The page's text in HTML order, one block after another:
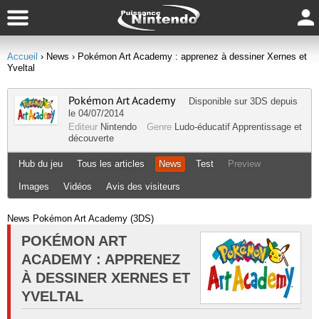
Accueil › News › Pokémon Art Academy : apprenez à dessiner Xernes et
Yveltal
Pokémon Art Academy Disponible sur 3DS depuis
le 04/07/2014
Editeur Nintendo Genre Ludo-éducatif Apprentissage et
découverte
Hub du jeu Tous les articles News Test Preview
Images Vidéos Avis des visiteurs
News Pokémon Art Academy (3DS)
POKÉMON ART
ACADEMY : APPRENEZ
À DESSINER XERNES ET
YVELTAL